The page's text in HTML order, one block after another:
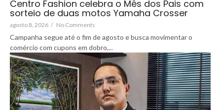
Centro Fashion celebra o Mês dos Pais com
sorteio de duas motos Yamaha Crosser
agosto 8, 2026 / No Comments
Campanha segue até o fim de agosto e busca movimentar o
comércio com cupons em dobro,...